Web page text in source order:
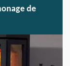
de